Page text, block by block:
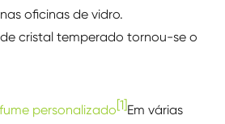
oficinas de vidro.
cristal temperado tornou-se o
personalizado[1]Em várias